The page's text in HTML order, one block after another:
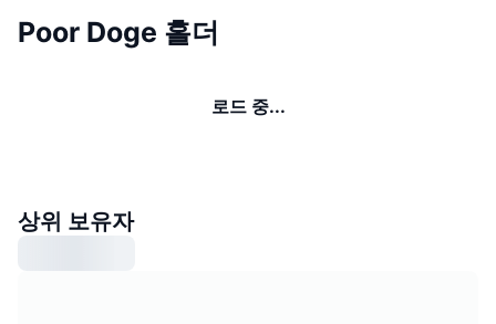
Poor Doge 홀더
로드 중...
상위 보유자